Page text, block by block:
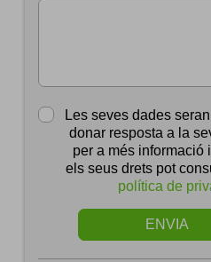
Les seves dades
donar resposta a la
per a més informació
els seus drets pot
política de
ENVIA